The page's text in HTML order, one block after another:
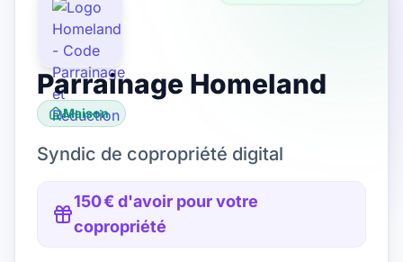
Parrainage Homeland
Maison
Syndic de copropriété digital
150 € d'avoir pour votre
copropriété